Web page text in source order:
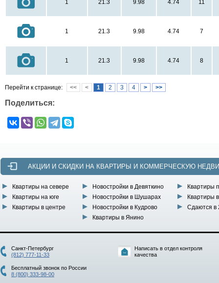
1 21.3 9.98 4.74 11
1 21.3 9.98 4.74 7
1 21.3 9.98 4.74 8
Перейти к странице: << < 1 2 3 4 > >>
Поделиться:
АКЦИИ И СКИДКИ НА КВАРТИРЫ И КОММЕРЧЕСКУЮ
Квартиры на севере
Квартиры на юге
Квартиры в центре
Новостройки в Девяткино
Новостройки в Шушарах
Новостройки в Кудрово
Квартиры в Янино
Квартиры
Квартиры
Сдаются в
Санкт-Петербург
(812) 777-11-33
Бесплатный звонок по России
8 (800) 333-98-00
Написать в отдел контроля
качества